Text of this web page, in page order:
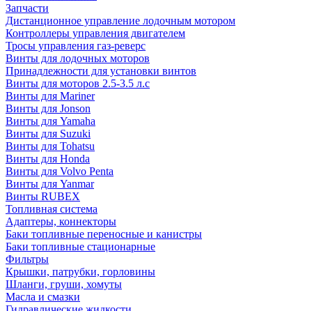
Запчасти
Дистанционное управление лодочным мотором
Контроллеры управления двигателем
Тросы управления газ-реверс
Винты для лодочных моторов
Принадлежности для установки винтов
Винты для моторов 2.5-3.5 л.с
Винты для Mariner
Винты для Jonson
Винты для Yamaha
Винты для Suzuki
Винты для Tohatsu
Винты для Honda
Винты для Volvo Penta
Винты для Yanmar
Винты RUBEX
Топливная система
Адаптеры, коннекторы
Баки топливные переносные и канистры
Баки топливные стационарные
Фильтры
Крышки, патрубки, горловины
Шланги, груши, хомуты
Масла и смазки